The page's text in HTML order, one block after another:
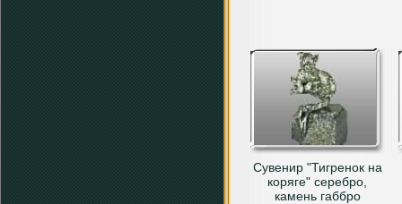
Сувенир "Тигренок на
коряге" серебро,
камень габбро